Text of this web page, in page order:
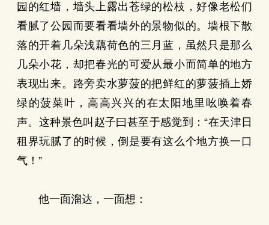
园的红墙，墙头上露出苍绿的松枝，好像老松们
看腻了公园而要看看墙外的景物似的。墙根下散
落的开着几朵浅藕荷色的三月蓝，虽然只是那么
几朵小花，却把春光的可爱从最小而简单的地方
表现出来。路旁卖水萝菠的把鲜红的萝菠插上娇
绿的菠菜叶，高高兴兴的在太阳地里吆唤着春
声。这种景色叫赵子曰甚至于感觉到：“在天津日
租界玩腻了的时候，倒是要有这么个地方换一口
气！”
他一面溜达，一面想：